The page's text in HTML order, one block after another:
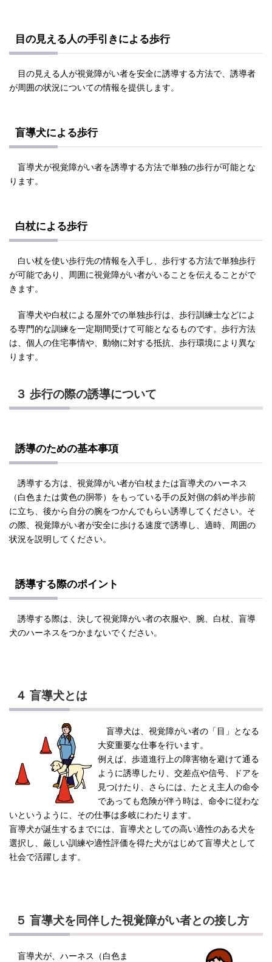
目の見える人の手引きによる歩行
目の見える人が視覚障がい者を安全に誘導する方法で、誘導者
が周囲の状況についての情報を提供します。
盲導犬による歩行
盲導犬が視覚障がい者を誘導する方法で単独の歩行が可能とな
ります。
白杖による歩行
白い杖を使い歩行先の情報を入手し、歩行する方法で単独歩行
が可能であり、周囲に視覚障がい者がいることを伝えることがで
きます。
盲導犬や白杖による屋外での単独歩行は、歩行訓練士などによ
る専門的な訓練を一定期間受けて可能となるものです。歩行方法
は、個人の住宅事情や、動物に対する抵抗、歩行環境により異な
ります。
３ 歩行の際の誘導について
誘導のための基本事項
誘導する方は、視覚障がい者が白杖または盲導犬のハーネス
（白色または黄色の胴帯）をもっている手の反対側の斜め半歩前
に立ち、後から自分の腕をつかんでもらい誘導してください。そ
の際、視覚障がい者が安全に歩ける速度で誘導し、適時、周囲の
状況を説明してください。
誘導する際のポイント
誘導する際は、決して視覚障がい者の衣服や、腕、白杖、盲導
犬のハーネスをつかまないでください。
４ 盲導犬とは
盲導犬は、視覚障がい者の「目」となる
大変重要な仕事を行います。
例えば、歩道進行上の障害物を避けて通る
ように誘導したり、交差点や信号、ドアを
見つけたり、さらには、たとえ主人の命令
であっても危険が伴う時は、命令に従わな
いというように、その仕事は多岐にわたります。
盲導犬が誕生するまでには、盲導犬としての高い適性のある犬を
選択し、厳しい訓練や適性評価を得た犬がはじめて盲導犬として
社会で活躍します。
５ 盲導犬を同伴した視覚障がい者との接し方
盲導犬が、ハーネス（白色ま